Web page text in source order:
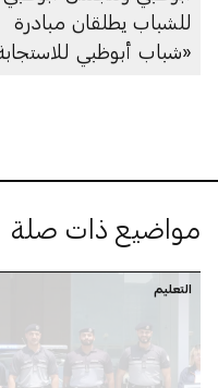
للشباب يطلقان مبادرة
«شباب أبوظبي للاستجابة
مواضيع ذات صلة
التعليم